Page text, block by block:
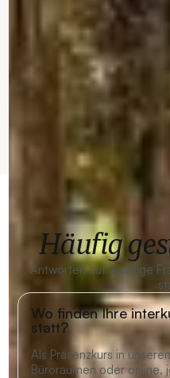
Häufig
Antworten auf wichtige
Wo finden Ihre
statt?
Als Präsenzkurs in
Büroräumen oder online,